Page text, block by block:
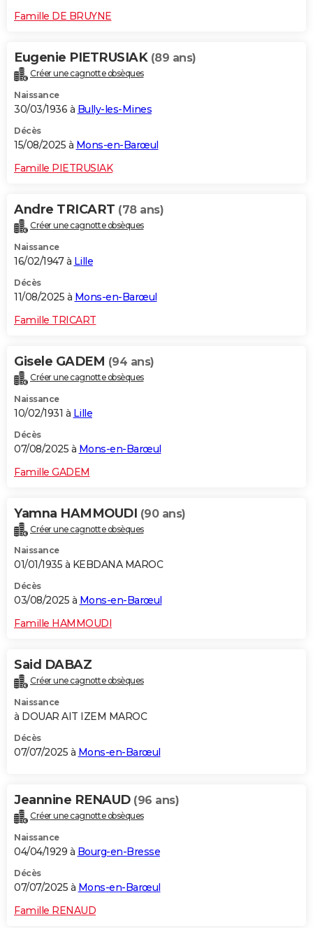
Famille DE BRUYNE
Eugenie PIETRUSIAK (89 ans)
Créer une cagnotte obsèques
Naissance
30/03/1936 à Bully-les-Mines
Décès
15/08/2025 à Mons-en-Barœul
Famille PIETRUSIAK
Andre TRICART (78 ans)
Créer une cagnotte obsèques
Naissance
16/02/1947 à Lille
Décès
11/08/2025 à Mons-en-Barœul
Famille TRICART
Gisele GADEM (94 ans)
Créer une cagnotte obsèques
Naissance
10/02/1931 à Lille
Décès
07/08/2025 à Mons-en-Barœul
Famille GADEM
Yamna HAMMOUDI (90 ans)
Créer une cagnotte obsèques
Naissance
01/01/1935 à KEBDANA MAROC
Décès
03/08/2025 à Mons-en-Barœul
Famille HAMMOUDI
Said DABAZ
Créer une cagnotte obsèques
Naissance
à DOUAR AIT IZEM MAROC
Décès
07/07/2025 à Mons-en-Barœul
Jeannine RENAUD (96 ans)
Créer une cagnotte obsèques
Naissance
04/04/1929 à Bourg-en-Bresse
Décès
07/07/2025 à Mons-en-Barœul
Famille RENAUD